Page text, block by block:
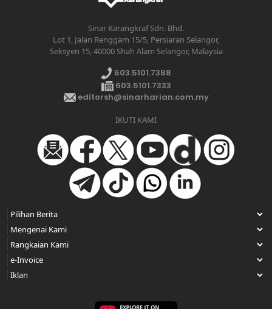
Sinar Karangkraf Sdn. Bhd.
Lot 1, Jalan Renggam 15/5, Persiaran Selangor,
Seksyen 15, 40000 Shah Alam Selangor, Malaysia
603.5101.7388
603.5101.7333
editorsh@sinarharian.com.my
IKUTI KAMI